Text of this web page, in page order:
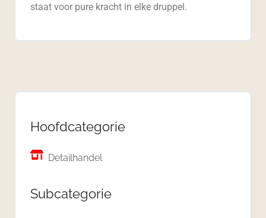
staat voor pure kracht in elke druppel.
Hoofdcategorie
Detailhandel
Subcategorie